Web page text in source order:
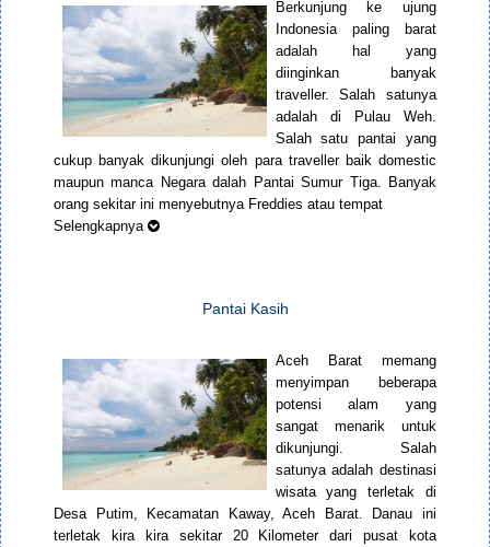
Berkunjung ke ujung
Indonesia paling barat
adalah hal yang
diinginkan banyak
traveller. Salah satunya
adalah di Pulau Weh.
Salah satu pantai yang
cukup banyak dikunjungi oleh para traveller baik domestic
maupun manca Negara dalah Pantai Sumur Tiga. Banyak
orang sekitar ini menyebutnya Freddies atau tempat
Selengkapnya
Pantai Kasih
Aceh Barat memang
menyimpan beberapa
potensi alam yang
sangat menarik untuk
dikunjungi. Salah
satunya adalah destinasi
wisata yang terletak di
Desa Putim, Kecamatan Kaway, Aceh Barat. Danau ini
terletak kira kira sekitar 20 Kilometer dari pusat kota